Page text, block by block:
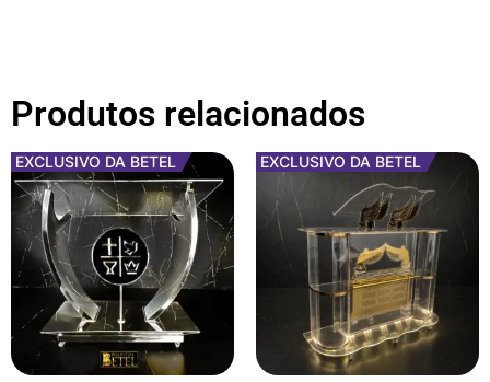
Produtos relacionados
EXCLUSIVO DA BETEL EXCLUSIVO DA BETEL